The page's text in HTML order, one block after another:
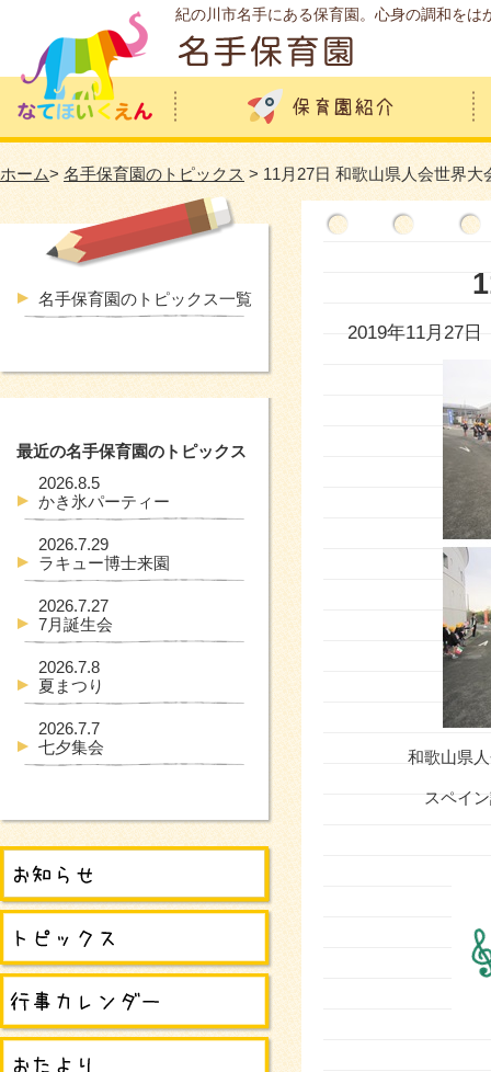
紀の川市名手にある保育園。心身の調和を
ホーム> 名手保育園のトピックス > 11月27日 和歌山県人会世界大
2019年11月27日
和歌山県
スペイ
名手保育園のトピックス一覧
最近の名手保育園のトピックス
2026.8.5
かき氷パーティー
2026.7.29
ラキュー博士来園
2026.7.27
7月誕生会
2026.7.8
夏まつり
2026.7.7
七夕集会